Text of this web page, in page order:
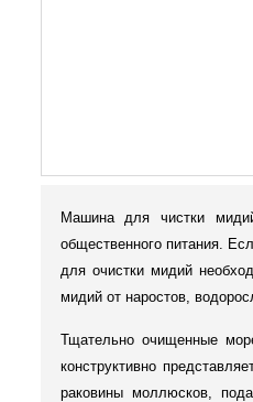
Машина для чистки
общественного питания.
для очистки мидий
мидий от наростов,
Тщательно очищенные
конструктивно
раковины моллюсков,